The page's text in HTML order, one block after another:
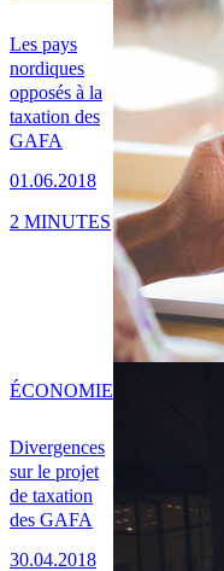
Les pays
nordiques
opposés à la
taxation des
GAFA
01.06.2018
2 MINUTES
Divergences
sur le projet
de taxation
des GAFA
30.04.2018
ÉCONOMIE